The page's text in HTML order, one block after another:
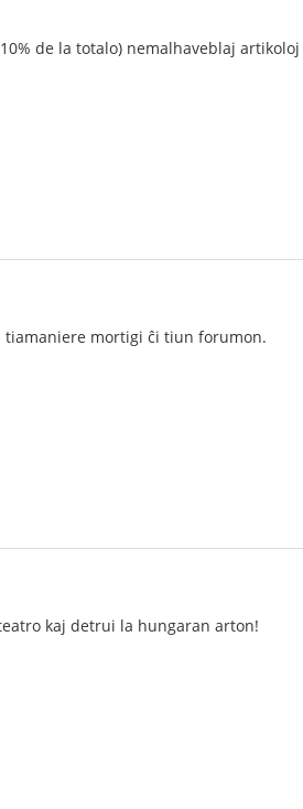
de la totalo) nemalhaveblaj
tiamaniere mortigi ĉi tiun forumon.
kaj detrui la hungaran arton!